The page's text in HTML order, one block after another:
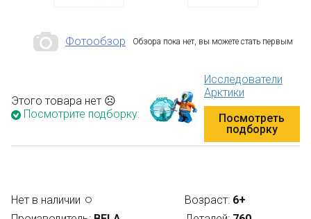
Фотообзор Обзора пока нет, вы можете стать первым
Этого товара нет ☹
Посмотрите подборку:
Исследователи
Арктики
Посмотреть
подборку
Нет в наличии
Возраст: 6+